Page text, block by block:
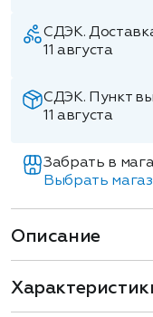
СДЭК.
11 августа
СДЭК. Пункт
11 августа
Забрать в
Выбрать
Описание